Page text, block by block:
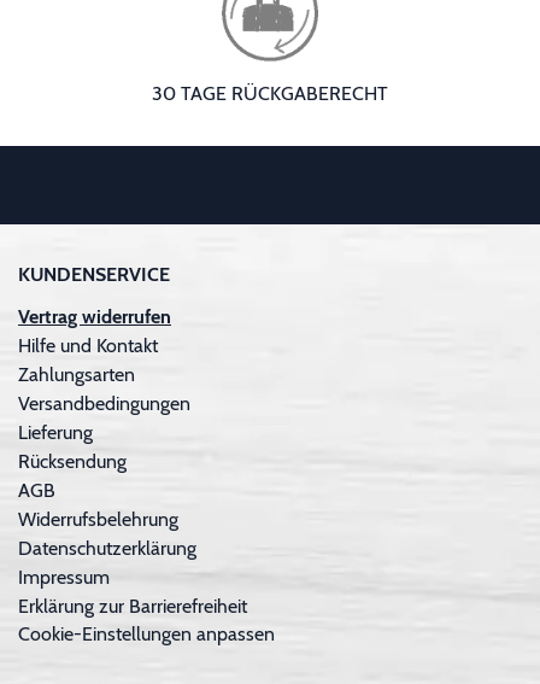
30 TAGE RÜCKGABERECHT
KUNDENSERVICE
Vertrag widerrufen
Hilfe und Kontakt
Zahlungsarten
Versandbedingungen
Lieferung
Rücksendung
AGB
Widerrufsbelehrung
Datenschutzerklärung
Impressum
Erklärung zur Barrierefreiheit
Cookie-Einstellungen anpassen